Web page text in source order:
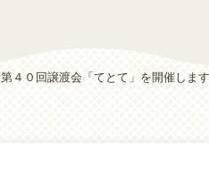
第４０回譲渡会「てとて」を開催します